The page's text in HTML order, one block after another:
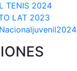
TENIS 2024
LAT 2023